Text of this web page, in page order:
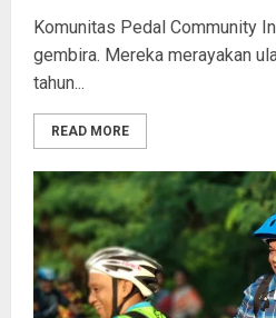
Komunitas Pedal Community
gembira. Mereka merayakan
tahun...
READ MORE